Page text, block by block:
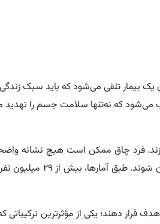
یک بیمار تلقی می‌شود که باید سبک
که نه‌تنها سلامت جسم را تهدید
فرد چاق ممکن است هیچ نشانه واضحی
است که می‌توانند منجر به
قرار دهند؛ یکی از مؤثرترین